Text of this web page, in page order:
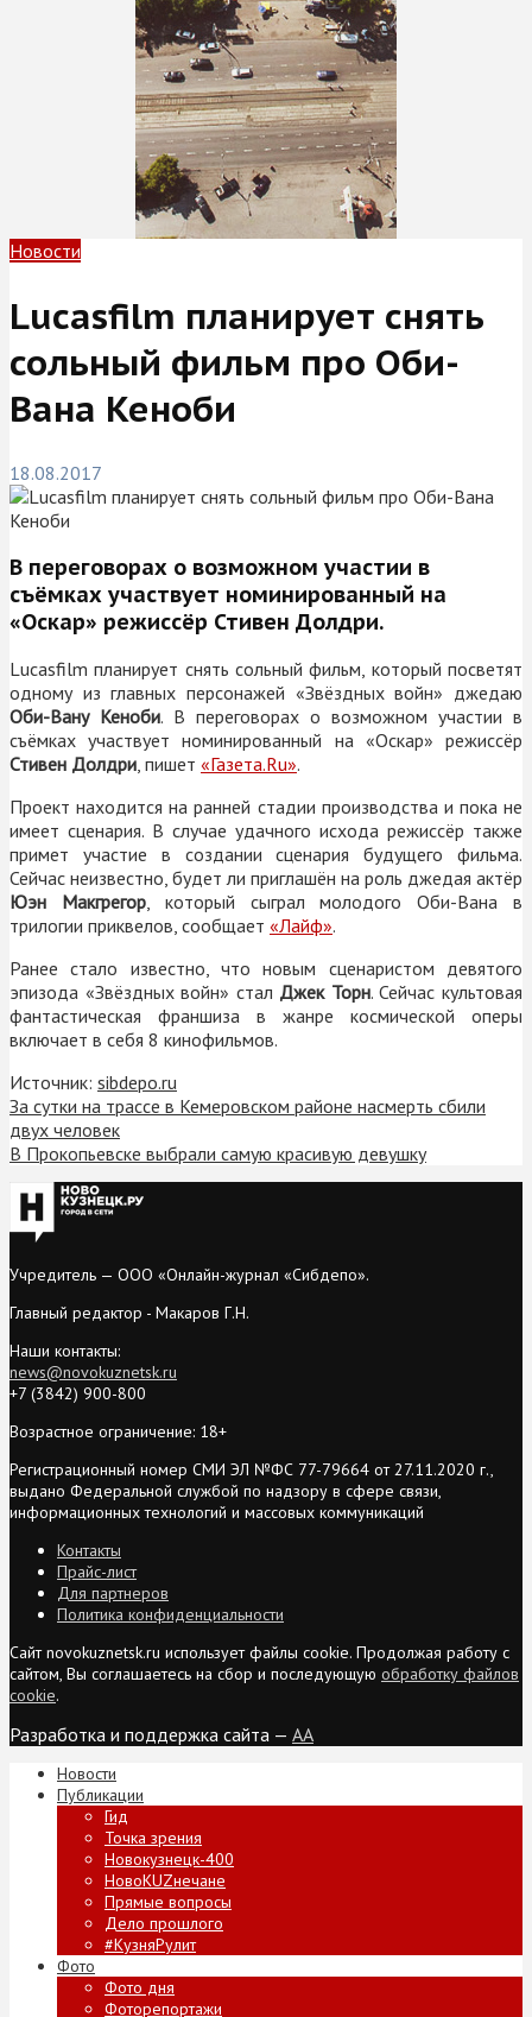
Новости
Lucasfilm планирует снять
сольный фильм про Оби-
Вана Кеноби
18.08.2017
В переговорах о возможном участии в
съёмках участвует номинированный на
«Оскар» режиссёр Стивен Долдри.
Lucasfilm планирует снять сольный фильм, который посветят
одному из главных персонажей «Звёздных войн» джедаю
Оби-Вану Кеноби. В переговорах о возможном участии в
съёмках участвует номинированный на «Оскар» режиссёр
Стивен Долдри , пишет «Газета.Ru».
Проект находится на ранней стадии производства и пока не
имеет сценария. В случае удачного исхода режиссёр также
примет участие в создании сценария будущего фильма.
Сейчас неизвестно, будет ли приглашён на роль джедая актёр
Юэн Макгрегор, который сыграл молодого Оби-Вана в
трилогии приквелов, сообщает «Лайф».
Ранее стало известно, что новым сценаристом девятого
эпизода «Звёздных войн» стал Джек Торн. Сейчас культовая
фантастическая франшиза в жанре космической оперы
включает в себя 8 кинофильмов.
Источник: sibdepo.ru
За сутки на трассе в Кемеровском районе насмерть сбили
двух человек
В Прокопьевске выбрали самую красивую девушку
Учредитель — ООО «Онлайн-журнал «Сибдепо».
Главный редактор - Макаров Г.Н.
Наши контакты:
news@novokuznetsk.ru
+7 (3842) 900-800
Возрастное ограничение: 18+
Регистрационный номер СМИ ЭЛ №ФС 77-79664 от 27.11.2020 г.,
выдано Федеральной службой по надзору в сфере связи,
информационных технологий и массовых коммуникаций
Контакты
Прайс-лист
Для партнеров
Политика конфиденциальности
Сайт novokuznetsk.ru использует файлы cookie. Продолжая работу с
сайтом, Вы соглашаетесь на сбор и последующую обработку файлов
cookie.
Разработка и поддержка сайта — AA
Новости
Публикации
Гид
Точка зрения
Новокузнецк-400
НовоKUZнечане
Прямые вопросы
Дело прошлого
#КузняРулит
Фото
Фото дня
Фоторепортажи